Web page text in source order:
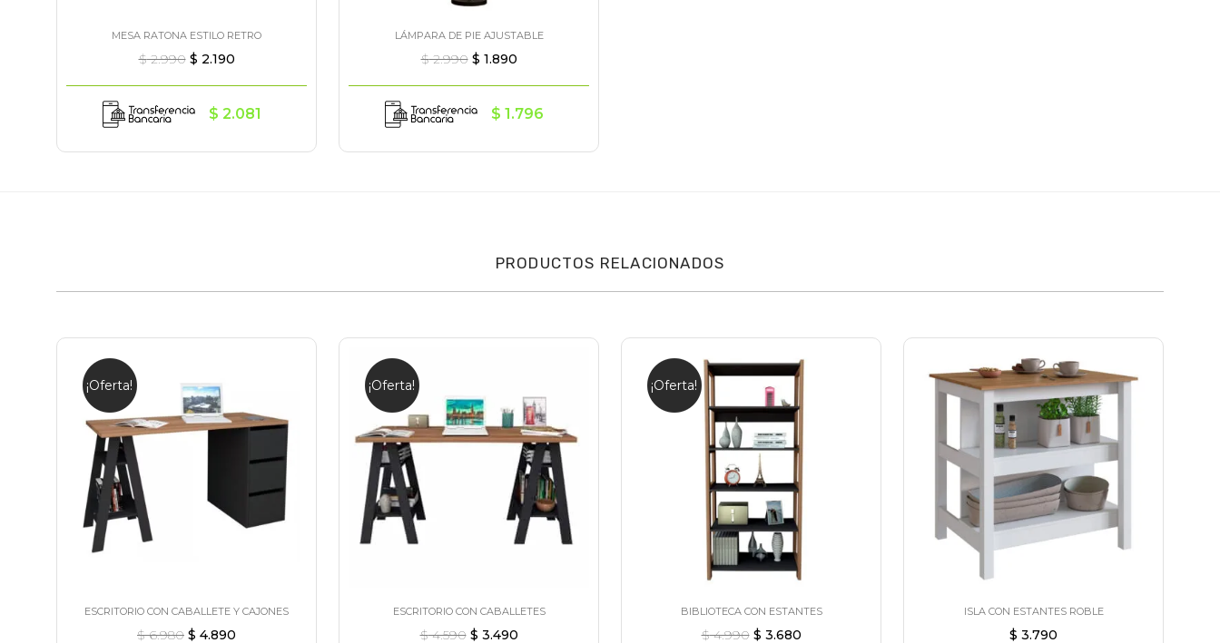
MESA RATONA ESTILO RETRO
$2.990 $ 2.190
$ 2.081
LÁMPARA DE PIE AJUSTABLE
$2.990 $ 1.890
$ 1.796
PRODUCTOS RELACIONADOS
¡Oferta!
ESCRITORIO CON CABALLETE Y CAJONES
$6.980 $ 4.890
¡Oferta!
ESCRITORIO CON CABALLETES
$4.590 $ 3.490
¡Oferta!
BIBLIOTECA CON ESTANTES
$4.990 $ 3.680
ISLA CON ESTANTES ROBLE
$ 3.790